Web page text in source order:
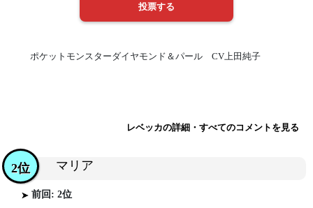
ポケットモンスターダイヤモンド＆パール CV上田純子
レベッカの詳細・すべてのコメントを見る
マリア
2位
前回: 2位